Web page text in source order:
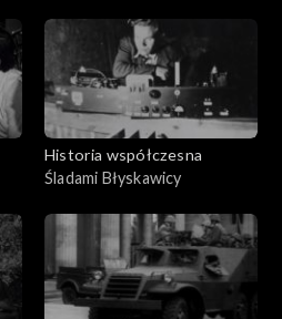
Historia współczesna
Śladami Błyskawicy